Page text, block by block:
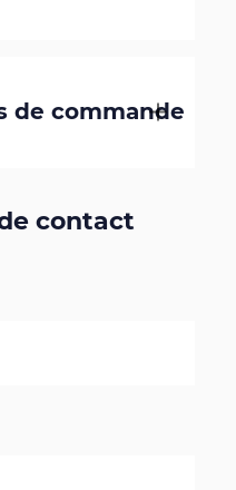
de commande
contact